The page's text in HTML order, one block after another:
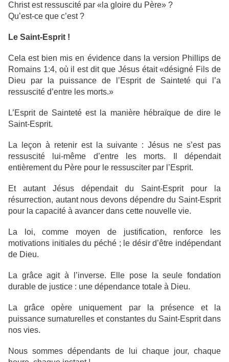
Christ est ressuscité par «la gloire du Père» ?
Qu’est-ce que c’est ?
Le Saint-Esprit !
Cela est bien mis en évidence dans la version Phillips de
Romains 1:4, où il est dit que Jésus était «désigné Fils de
Dieu par la puissance de l’Esprit de Sainteté qui l’a
ressuscité d’entre les morts.»
L’Esprit de Sainteté est la manière hébraïque de dire le
Saint-Esprit.
La leçon à retenir est la suivante : Jésus ne s’est pas
ressuscité lui-même d’entre les morts. Il dépendait
entièrement du Père pour le ressusciter par l’Esprit.
Et autant Jésus dépendait du Saint-Esprit pour la
résurrection, autant nous devons dépendre du Saint-Esprit
pour la capacité à avancer dans cette nouvelle vie.
La loi, comme moyen de justification, renforce les
motivations initiales du péché ; le désir d’être indépendant
de Dieu.
La grâce agit à l’inverse. Elle pose la seule fondation
durable de justice : une dépendance totale à Dieu.
La grâce opère uniquement par la présence et la
puissance surnaturelles et constantes du Saint-Esprit dans
nos vies.
Nous sommes dépendants de lui chaque jour, chaque